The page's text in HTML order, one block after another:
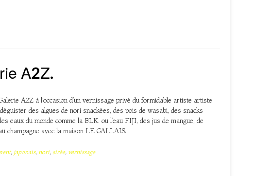
A2Z.
A2Z à l’occasion d’un vernissage privé du formidable artiste artiste
des algues de nori snackées, des pois de wasabi, des snacks
eaux du monde comme la BLK. ou l’eau FIJI, des jus de mangue, de
champagne avec la maison LE GALLAIS.
, japonais, nori, sirée, vernissage